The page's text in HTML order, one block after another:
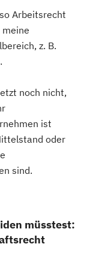
Arbeitsrecht
meine
z. B.
noch nicht,
ist
oder
sind.
müsstest: